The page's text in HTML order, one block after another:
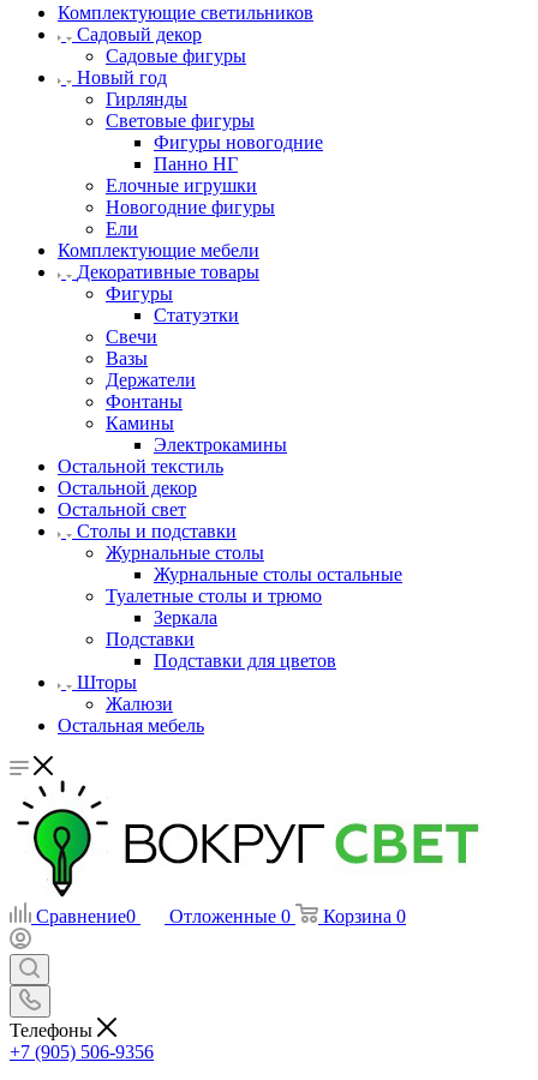
Комплектующие светильников
Садовый декор
Садовые фигуры
Новый год
Гирлянды
Световые фигуры
Фигуры новогодние
Панно НГ
Елочные игрушки
Новогодние фигуры
Ели
Комплектующие мебели
Декоративные товары
Фигуры
Статуэтки
Свечи
Вазы
Держатели
Фонтаны
Камины
Электрокамины
Остальной текстиль
Остальной декор
Остальной свет
Столы и подставки
Журнальные столы
Журнальные столы остальные
Туалетные столы и трюмо
Зеркала
Подставки
Подставки для цветов
Шторы
Жалюзи
Остальная мебель
Сравнение0 Отложенные 0 Корзина 0
Телефоны
+7 (905) 506-9356